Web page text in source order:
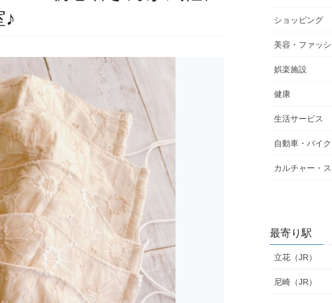
ショッピング
美容・ファッ
娯楽施設
健康
生活サービス
自動車・バイク
カルチャー・
最寄り駅
立花（JR）
尼崎（JR）